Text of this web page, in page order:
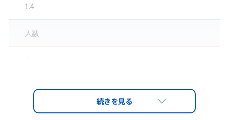
◆見学者や現場通過者など、
1.4
入数
左右1ペア
販売価格
1,958円（税込）